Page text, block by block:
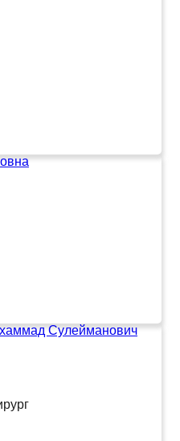
Сулейманович